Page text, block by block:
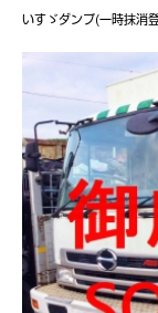
いすゞダンプ(一時抹消